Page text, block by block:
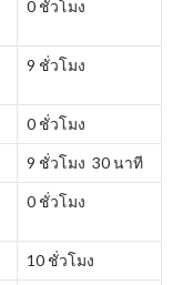
0 ชั่วโมง
9 ชั่วโมง
0 ชั่วโมง
9 ชั่วโมง 30 นาที
0 ชั่วโมง
10 ชั่วโมง